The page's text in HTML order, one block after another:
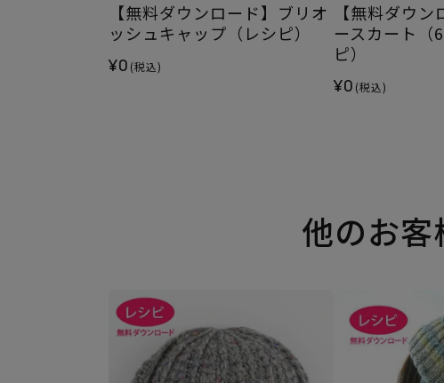
【無料ダウンロード】ブリオ
ッシュキャップ（レシピ）
¥0 (税込)
【無料ダウ
ースカート（
ピ）
¥0 (税込)
他のお